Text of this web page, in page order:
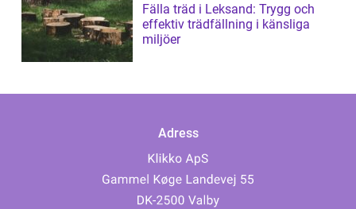
Fälla träd i Leksand: Trygg och
effektiv trädfällning i känsliga
miljöer
Adress